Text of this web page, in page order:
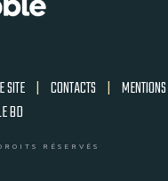
SITE | CONTACTS | MENTIONS
BD
RÉSERVÉS